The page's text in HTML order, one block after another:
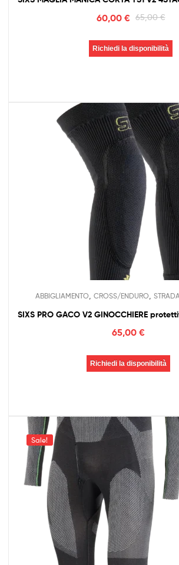
65,00€
60,00 €
Richiedi la disponibilità
ABBIGLIAMENTO CROSS/ENDURO
SIXS PRO GACO V2 GINOCCHIERE
65,00 €
Richiedi la disponibilità
Sale!